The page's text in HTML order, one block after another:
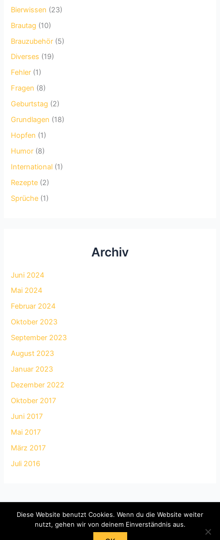
Bierwissen (23)
Brautag (10)
Brauzubehör (5)
Diverses (19)
Fehler (1)
Fragen (8)
Geburtstag (2)
Grundlagen (18)
Hopfen (1)
Humor (8)
International (1)
Rezepte (2)
Sprüche (1)
Archiv
Juni 2024
Mai 2024
Februar 2024
Oktober 2023
September 2023
August 2023
Januar 2023
Dezember 2022
Oktober 2017
Juni 2017
Mai 2017
März 2017
Juli 2016
Impressum
Copyright © 2026 Bier selber machen
Diese Website benutzt Cookies. Wenn du die Website weiter
nutzt, gehen wir von deinem Einverständnis aus.